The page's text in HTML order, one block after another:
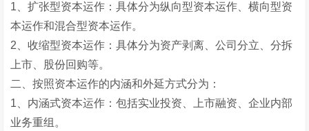
1、扩张型资本运作：具体分为纵向型资本运作、横向型资
本运作和混合型资本运作。
2、收缩型资本运作：具体分为资产剥离、公司分立、分拆
上市、股份回购等。
二、按照资本运作的内涵和外延方式分为：
1、内涵式资本运作：包括实业投资、上市融资、企业内部
业务重组。